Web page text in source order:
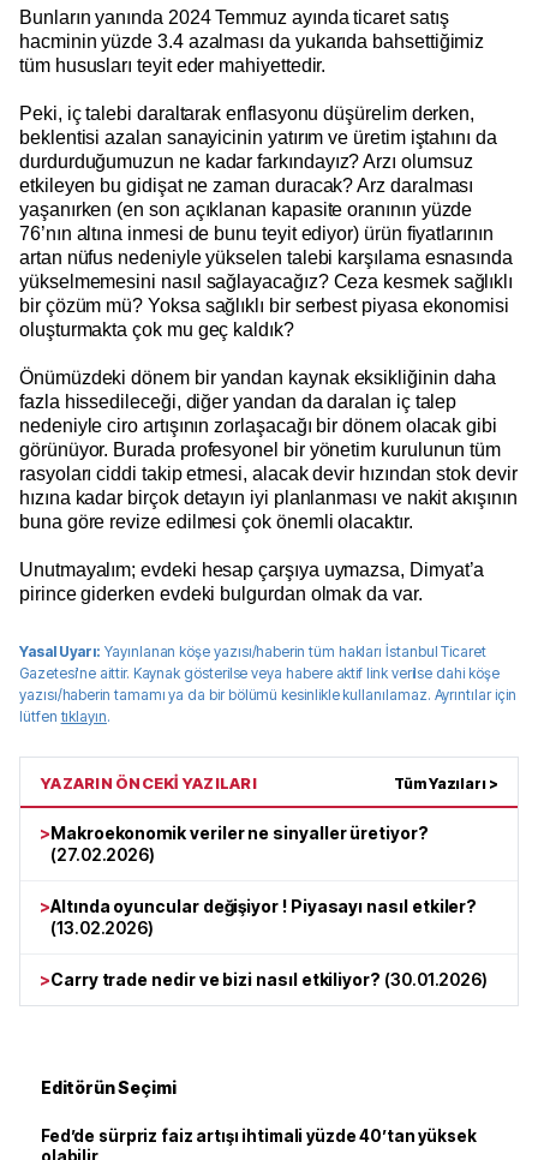
Bunların yanında 2024 Temmuz ayında ticaret satış
hacminin yüzde 3.4 azalması da yukarıda bahsettiğimiz
tüm hususları teyit eder mahiyettedir.
Peki, iç talebi daraltarak enflasyonu düşürelim derken,
beklentisi azalan sanayicinin yatırım ve üretim iştahını da
durdurduğumuzun ne kadar farkındayız? Arzı olumsuz
etkileyen bu gidişat ne zaman duracak? Arz daralması
yaşanırken (en son açıklanan kapasite oranının yüzde
76’nın altına inmesi de bunu teyit ediyor) ürün fiyatlarının
artan nüfus nedeniyle yükselen talebi karşılama esnasında
yükselmemesini nasıl sağlayacağız? Ceza kesmek sağlıklı
bir çözüm mü? Yoksa sağlıklı bir serbest piyasa ekonomisi
oluşturmakta çok mu geç kaldık?
Önümüzdeki dönem bir yandan kaynak eksikliğinin daha
fazla hissedileceği, diğer yandan da daralan iç talep
nedeniyle ciro artışının zorlaşacağı bir dönem olacak gibi
görünüyor. Burada profesyonel bir yönetim kurulunun tüm
rasyoları ciddi takip etmesi, alacak devir hızından stok devir
hızına kadar birçok detayın iyi planlanması ve nakit akışının
buna göre revize edilmesi çok önemli olacaktır.
Unutmayalım; evdeki hesap çarşıya uymazsa, Dimyat’a
pirince giderken evdeki bulgurdan olmak da var.
Yasal Uyarı: Yayınlanan köşe yazısı/haberin tüm haklarıİstanbul Ticaret
Gazetesi'ne aittir. Kaynak gösterilse veya habere aktif link verilse dahi köşe
yazısı/haberin tamamı ya da bir bölümü kesinlikle kullanılamaz. Ayrıntılar için
lütfen tıklayın.
YAZARIN ÖNCEKİ YAZILARI Tüm Yazıları >
>Makroekonomik veriler ne sinyaller üretiyor?
(27.02.2026)
>Altında oyuncular değişiyor ! Piyasayı nasıl etkiler?
(13.02.2026)
>Carry trade nedir ve bizi nasıl etkiliyor? (30.01.2026)
Editörün Seçimi
Fed’de sürpriz faiz artışı ihtimali yüzde 40’tan yüksek